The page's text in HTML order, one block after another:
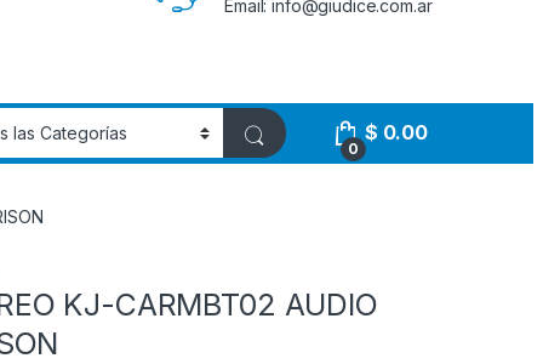
Email: info@giudice.com.ar
0
$ 0.00
KJ-CARMBT02 AUDIO